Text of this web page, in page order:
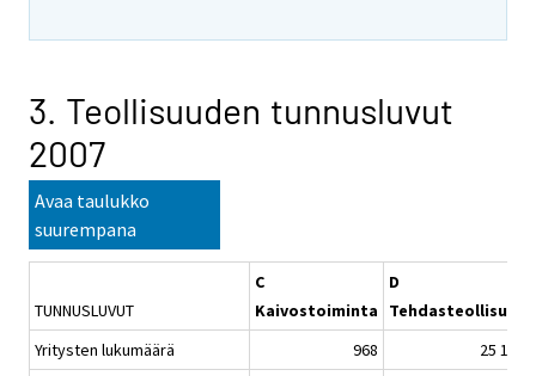
3. Teollisuuden tunnusluvut
2007
Avaa taulukko
suurempana
TUNNUSLUVUT
C
Kaivostoiminta
D
Tehdasteollisuus
Yritysten lukumäärä
968
25 185